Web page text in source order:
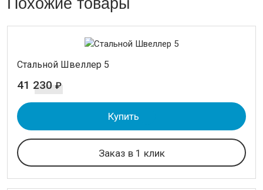
Стальной Швеллер 5
41 230 ₽
Купить
Заказ в 1 клик